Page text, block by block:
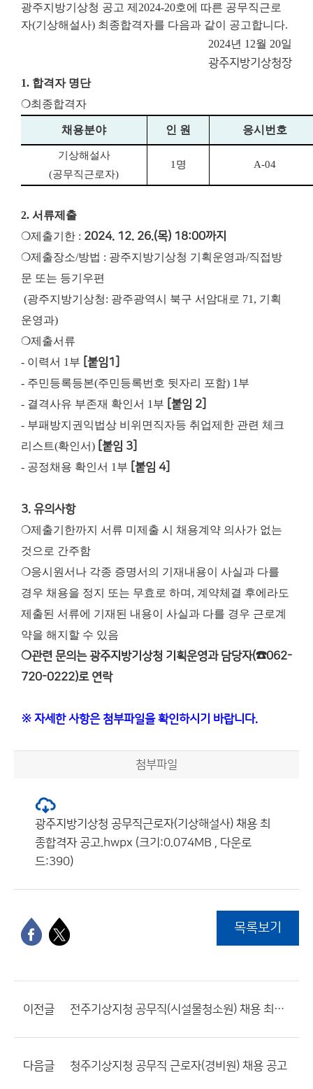
광주지방기상청 공고 제2024-20호에 따른 공무직근로
자(기상해설사) 최종합격자를 다음과 같이 공고합니다.
2024년 12월 20일
광주지방기상청장
1. 합격자 명단
❍최종합격자
채용분야 인 원 응시번호
기상해설사
(공무직근로자)
1 명 A-04
2. 서류제출
❍제출기한 : 2024. 12. 26.(목) 18:00까지
❍제출장소/방법 : 광주지방기상청 기획운영과/직접방
문 또는 등기우편
(광주지방기상청: 광주광역시 북구 서암대로 71, 기획
운영과)
❍제출서류
- 이력서 1부
[붙임1]
- 주민등록등본(주민등록번호 뒷자리 포함) 1부
- 결격사유 부존재 확인서 1부
[붙임 2]
- 부패방지권익법상 비위면직자등 취업제한 관련 체크
리스트(확인서) [붙임 3]
- 공정채용 확인서 1부 [붙임 4]
3. 유의사항
❍제출기한까지 서류 미제출 시 채용계약 의사가 없는
것으로 간주함
❍응시원서나 각종 증명서의 기재내용이 사실과 다를
경우 채용을 정지 또는 무효로 하며, 계약체결 후에라도
제출된 서류에 기재된 내용이 사실과 다를 경우 근로계
약을 해지할 수 있음
❍관련 문의는 광주지방기상청 기획운영과 담당자(☎062-
720-0222)로 연락
※ 자세한 사항은 첨부파일을 확인하시기 바랍니다.
첨부파일
광주지방기상청 공무직근로자(기상해설사) 채용 최
종합격자 공고.hwpx (크기:0.074MB , 다운로
드:390)
목록보기
이전글 전주기상지청 공무직(시설물청소원) 채용 최종합격자 공고
다음글 청주기상지청 공무직 근로자(경비원) 채용 공고